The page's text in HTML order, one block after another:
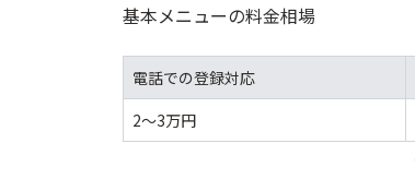
基本メニューの料金相場
電話での登録対応
2〜3万円